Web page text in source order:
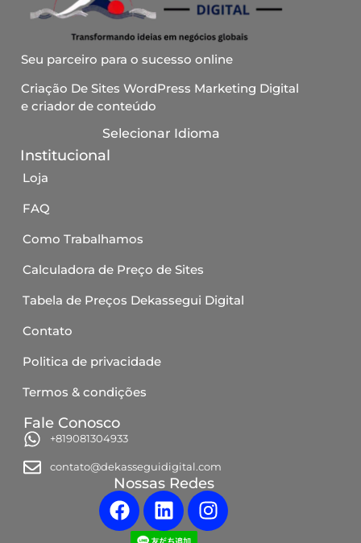
Seu parceiro para o sucesso online
Criação De Sites WordPress Marketing Digital
e criador de conteúdo
Selecionar Idioma
Institucional
Loja
FAQ
Como Trabalhamos
Calculadora de Preço de Sites
Tabela de Preços Dekassegui Digital
Contato
Politica de privacidade
Termos & condições
Fale Conosco
+819081304933
contato@dekasseguidigital.com
Nossas Redes